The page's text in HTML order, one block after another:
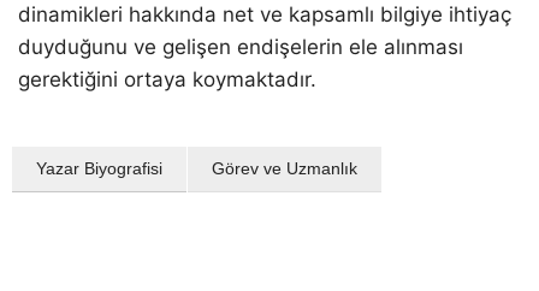
dinamikleri hakkında net ve kapsamlı bilgiye ihtiyaç
duyduğunu ve gelişen endişelerin ele alınması
gerektiğini ortaya koymaktadır.
Yazar Biyografisi Görev ve Uzmanlık